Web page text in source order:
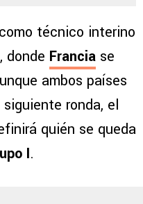
técnico interino
donde Francia se
ambos países
ronda, el
quién se queda
I.